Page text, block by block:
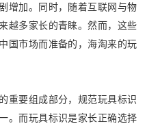
增加。同时，随着互联网与物
越多家长的青睐。然而，这些
国市场而准备的，海淘来的玩
重要组成部分，规范玩具标识
。而玩具标识是家长正确选择